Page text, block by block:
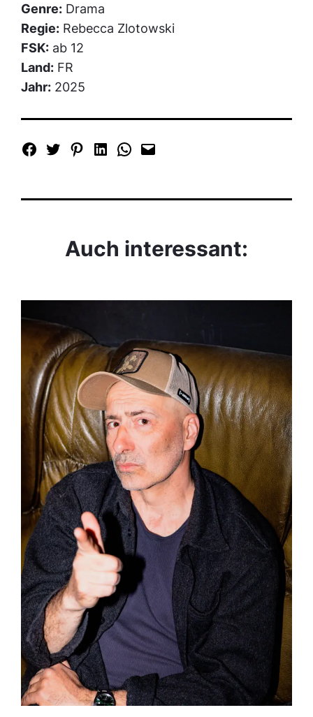
Genre: Drama
Regie: Rebecca Zlotowski
FSK: ab 12
Land: FR
Jahr: 2025
Auch interessant: